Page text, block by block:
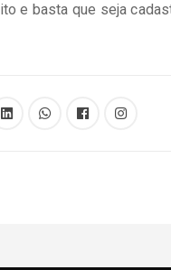
e basta que seja